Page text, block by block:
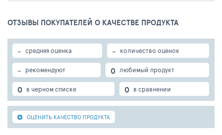
ОТЗЫВЫ ПОКУПАТЕЛЕЙ О КАЧЕСТВЕ ПРОДУКТА
- средняя оценка - количество оценок
- рекомендуют 0 любимый продукт
0 в черном списке 0 в сравнении
ОЦЕНИТЬ КАЧЕСТВО ПРОДУКТА